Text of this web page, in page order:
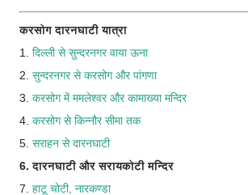
करसोग दारनघाटी यात्रा
1. दिल्ली से सुन्दरनगर वाया ऊना
2. सुन्दरनगर से करसोग और पांगणा
3. करसोग में ममलेश्वर और कामाख्या मन्दिर
4. करसोग से किन्नौर सीमा तक
5. सराहन से दारनघाटी
6. दारनघाटी और सरायकोटी मन्दिर
7. हाटू चोटी, नारकण्डा